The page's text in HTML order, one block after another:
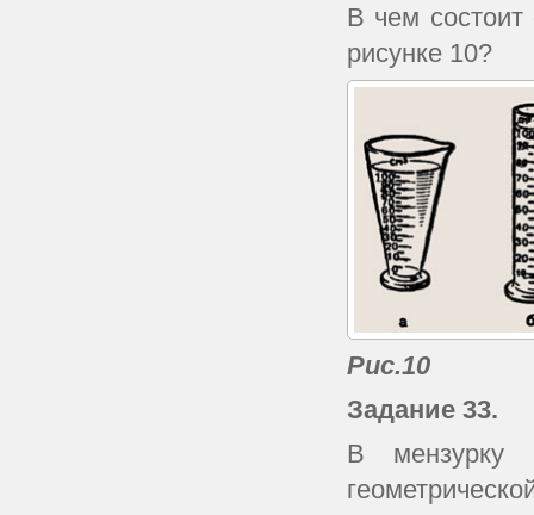
В чем состоит
рисунке 10?
Рис.10
Задание 33.
В мензурку